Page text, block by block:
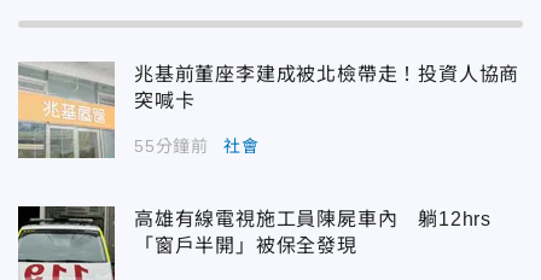
兆基前董座李建成被北檢帶走！投資人協商
突喊卡
55分鐘前 社會
高雄有線電視施工員陳屍車內 躺12hrs
「窗戶半開」被保全發現